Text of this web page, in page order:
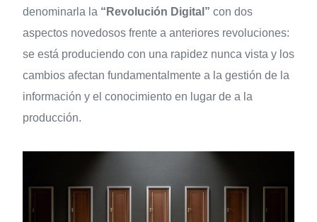
denominarla la “Revolución Digital” con dos
aspectos novedosos frente a anteriores revoluciones:
se está produciendo con una rapidez nunca vista y los
cambios afectan fundamentalmente a la gestión de la
información y el conocimiento en lugar de a la
producción.